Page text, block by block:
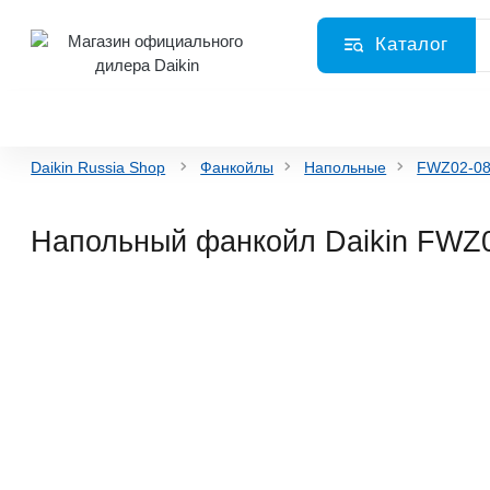
Каталог
Daikin Russia Shop Фанкойлы Напольные FWZ02-
Напольный фанкойл Daikin